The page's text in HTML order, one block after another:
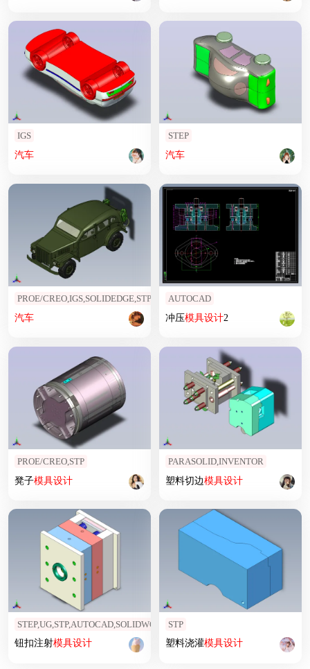
IGS
汽车
STEP
汽车
PROE/CREO,IGS,SOLIDEDGE,STP
汽车
AUTOCAD
冲压模具设计2
PROE/CREO,STP
凳子模具设计
PARASOLID,INVENTOR
塑料切边模具设计
STEP,UG,STP,AUTOCAD,SOLIDWORKS
钮扣注射模具设计
STP
塑料浇灌模具设计